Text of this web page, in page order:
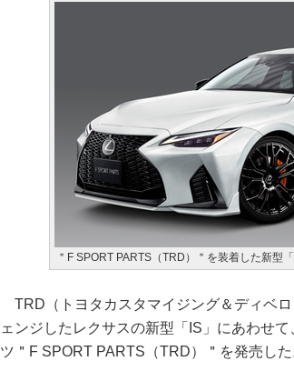
＂F SPORT PARTS（TRD）＂を装着した新型「
TRD（トヨタカスタマイジング＆ディベ
ェンジしたレクサスの新型「IS」にあわせ
ツ＂F SPORT PARTS（TRD）＂を発売し